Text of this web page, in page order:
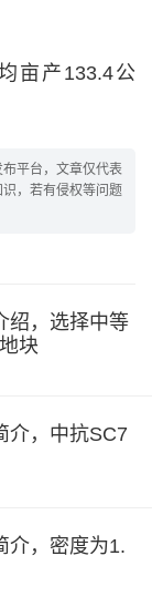
亩产133.4公
平台，文章仅代表
，若有侵权等问题
绍，选择中等
块
介，中抗SC7
介，密度为1.